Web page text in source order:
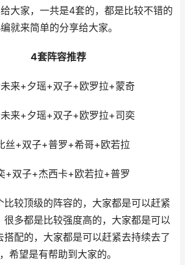
大家，一共是4套的，都是比较不错的
就来简单的分享给大家。
4套阵容推荐
+夕瑶+双子+欧罗拉+蒙奇
+夕瑶+双子+欧罗拉+司奕
+双子+普罗+希哥+欧若拉
子+杰西卡+欧若拉+普罗
较顶级的阵容的，大家都是可以赶紧
很多都是比较强度高的，大家都是可以
搭配的，大家都是可以赶紧去持续去了
希望是有帮助到大家的。